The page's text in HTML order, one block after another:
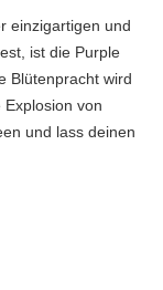
einzigartigen und
ist die Purple
Blütenpracht wird
von
und lass deinen